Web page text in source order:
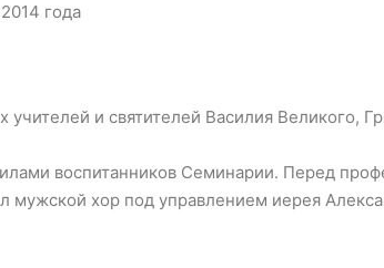
года
и святителей Василия Великого,
воспитанников Семинарии. Перед
мужской хор под управлением иерея